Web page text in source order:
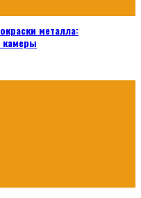
металла:
камеры